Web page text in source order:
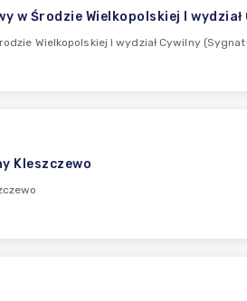
w Środzie Wielkopolskiej I
Wielkopolskiej I wydział Cywilny
Kleszczewo